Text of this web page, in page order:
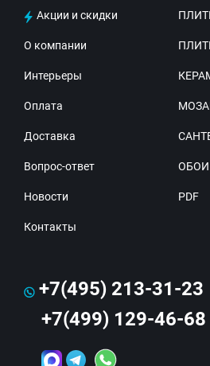
Акции и скидки
О компании
Интерьеры
Оплата
Доставка
Вопрос-ответ
Новости
Контакты
ОБОИ
PDF
+7(495) 213-31-23
+7(499) 129-46-68